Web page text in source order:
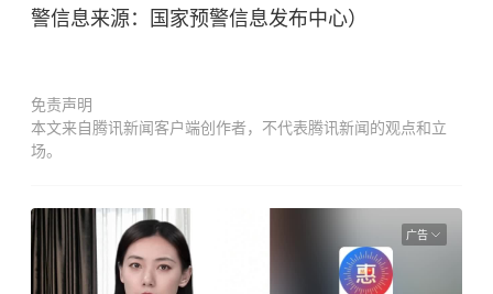
警信息来源：国家预警信息发布中心）
免责声明
本文来自腾讯新闻客户端创作者，不代表腾讯新闻的观点和立
场。
广告